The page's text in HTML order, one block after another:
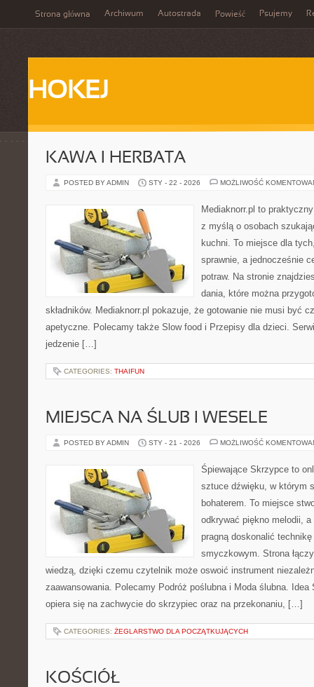
Strona główna Archiwum Autostrada Powieść Psujemy
HOKEJ
KAWA I HERBATA
POSTED BY ADMIN STY - 22 - 2026 MOŻLIWOŚĆ
Mediaknorr.pl to
z myślą o osobach
kuchni. To miejsce dla
sprawnie, a jednocześnie
potraw. Na stronie
dania, które można
składników. Mediaknorr.pl pokazuje, że gotowanie nie musi być
apetyczne. Polecamy także Slow food i Przepisy dla dzieci.
jedzenie […]
CATEGORIES: THAIFUN
MIEJSCA NA ŚLUB I WESELE
POSTED BY ADMIN STY - 21 - 2026 MOŻLIWOŚĆ
Śpiewające Skrzypce to
sztuce dźwięku, w którym
bohaterem. To miejsce
odkrywać piękno melodii,
pragną doskonalić
smyczkowym. Strona
wiedzą, dzięki czemu czytelnik może oswoić instrument
zaawansowania. Polecamy Podróż poślubna i Moda ślubna.
opiera się na zachwycie do skrzypiec oraz na przekonaniu, […]
CATEGORIES: ŻEGLARSTWO DLA POCZĄTKUJĄCYCH
KOŚCIÓŁ